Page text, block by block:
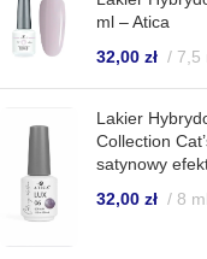
ml – Atica
32,00 zł 7,5
Lakier
Collection
satynowy
32,00 zł 8 ml